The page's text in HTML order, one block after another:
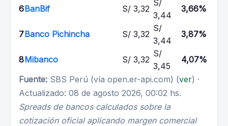
6BanBif S/ 3,32
S/
3,44
3,66%
7Banco Pichincha S/ 3,32
S/
3,44
3,87%
8Mibanco S/ 3,32
S/
3,45
4,07%
Fuente: SBS Perú (vía open.er-api.com) (ver) ·
Actualizado: 08 de agosto 2026, 00:02 hs.
Spreads de bancos calculados sobre la
cotización oficial aplicando margen comercial